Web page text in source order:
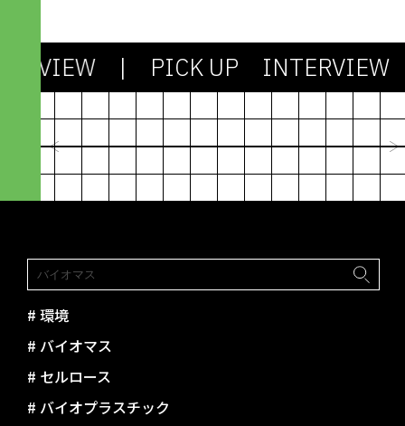
| PICK UP INTERVIEW
社会も課題もシンプルじゃない。
剥き出しの「わからなさ」との対
2024.03.13
機能不全のシ
林篤志｜
paramita
# 環境
# バイオマス
# セルロース
# バイオプラスチック